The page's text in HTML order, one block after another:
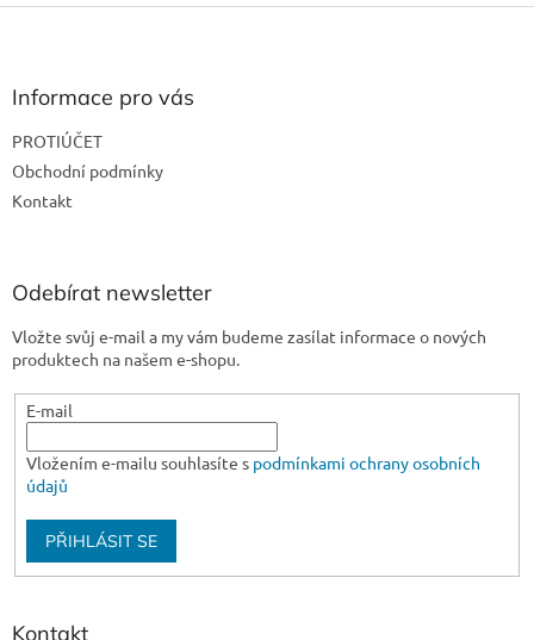
Z
Informace pro vás
PROTIÚČET
Obchodní podmínky
Kontakt
Odebírat newsletter
Vložte svůj e-mail a my vám budeme zasílat informace o nových
produktech na našem e-shopu.
E-mail
Vložením e-mailu souhlasíte s podmínkami ochrany osobních
údajů
PŘIHLÁSIT SE
Kontakt